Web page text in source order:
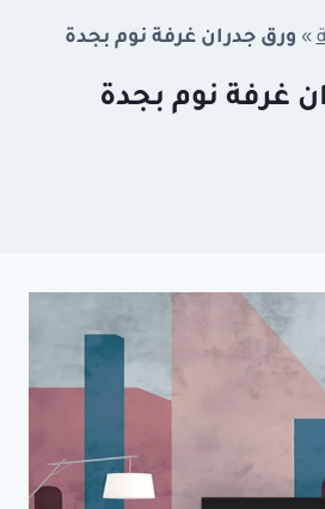
» ورق جدران غرفة نوم بجدة
غرفة نوم بجدة